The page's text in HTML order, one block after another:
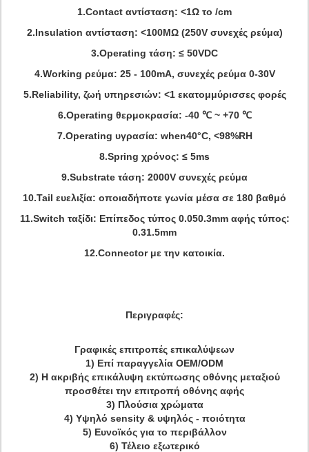
1.Contact αντίσταση: <1Ω το /cm
2.Insulation αντίσταση: <100MΩ (250V συνεχές ρεύμα)
3.Operating τάση: ≤ 50VDC
4.Working ρεύμα: 25 - 100mA, συνεχές ρεύμα 0-30V
5.Reliability, ζωή υπηρεσιών: <1 εκατομμύρισσες φορές
6.Operating θερμοκρασία: -40 ℃ ~ +70 ℃
7.Operating υγρασία: when40°C, <98%RH
8.Spring χρόνος: ≤ 5ms
9.Substrate τάση: 2000V συνεχές ρεύμα
10.Tail ευελιξία: οποιαδήποτε γωνία μέσα σε 180 βαθμό
11.Switch ταξίδι: Επίπεδος τύπος 0.050.3mm αφής τύπος:
0.31.5mm
12.Connector με την κατοικία.
Περιγραφές:
Γραφικές επιτροπές επικαλύψεων
1) Επί παραγγελία OEM/ODM
2) Η ακριβής επικάλυψη εκτύπωσης οθόνης μεταξιού
προσθέτει την επιτροπή οθόνης αφής
3) Πλούσια χρώματα
4) Υψηλό sensity & υψηλός - ποιότητα
5) Ευνοϊκός για το περιβάλλον
6) Τέλειο εξωτερικό